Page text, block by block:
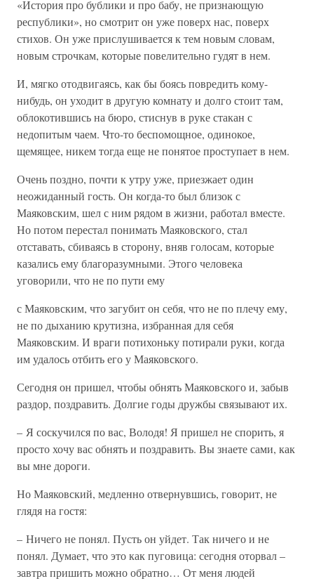
«История про бублики и про бабу, не признающую
республики», но смотрит он уже поверх нас, поверх
стихов. Он уже прислушивается к тем новым словам,
новым строчкам, которые повелительно гудят в нем.
И, мягко отодвигаясь, как бы боясь повредить кому-
нибудь, он уходит в другую комнату и долго стоит там,
облокотившись на бюро, стиснув в руке стакан с
недопитым чаем. Что-то беспомощное, одинокое,
щемящее, никем тогда еще не понятое проступает в нем.
Очень поздно, почти к утру уже, приезжает один
неожиданный гость. Он когда-то был близок с
Маяковским, шел с ним рядом в жизни, работал вместе.
Но потом перестал понимать Маяковского, стал
отставать, сбиваясь в сторону, вняв голосам, которые
казались ему благоразумными. Этого человека
уговорили, что не по пути ему
с Маяковским, что загубит он себя, что не по плечу ему,
не по дыханию крутизна, избранная для себя
Маяковским. И враги потихоньку потирали руки, когда
им удалось отбить его у Маяковского.
Сегодня он пришел, чтобы обнять Маяковского и, забыв
раздор, поздравить. Долгие годы дружбы связывают их.
– Я соскучился по вас, Володя! Я пришел не спорить, я
просто хочу вас обнять и поздравить. Вы знаете сами, как
вы мне дороги.
Но Маяковский, медленно отвернувшись, говорит, не
глядя на гостя:
– Ничего не понял. Пусть он уйдет. Так ничего и не
понял. Думает, что это как пуговица: сегодня оторвал –
завтра пришить можно обратно… От меня людей